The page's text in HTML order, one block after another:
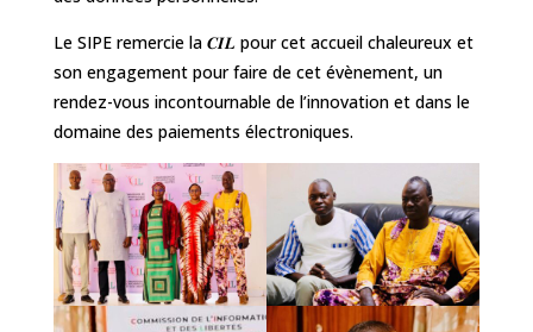
Le SIPE remercie la 𝑪𝑰𝑳 pour cet accueil chaleureux et
son engagement pour faire de cet évènement, un
rendez-vous incontournable de l’innovation et dans le
domaine des paiements électroniques.